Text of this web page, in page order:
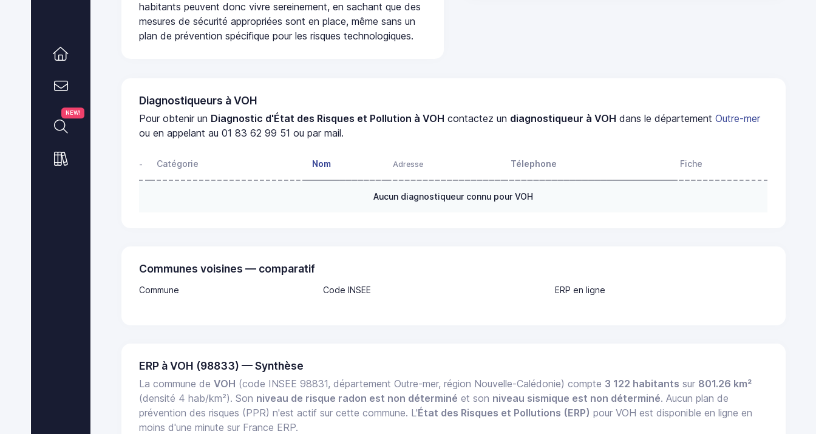
NEW!
habitants peuvent donc vivre sereinement, en sachant que des
mesures de sécurité appropriées sont en place, même sans un
plan de prévention spécifique pour les risques technologiques.
Diagnostiqueurs à VOH
Pour obtenir un Diagnostic d'État des Risques et Pollution à VOH contactez un diagnostiqueur à VOH dans le départementOutre-mer
ou en appelant au 01 83 62 99 51 ou par mail.
- Catégorie Nom Adresse Télephone Fiche
Aucun diagnostiqueur connu pour VOH
Communes voisines — comparatif
Commune Code INSEE ERP en ligne
ERP à VOH (98833) — Synthèse
La commune deVOH (code INSEE 98831, département Outre-mer, région Nouvelle-Calédonie) compte 3 122 habitants sur 801.26 km²
(densité 4 hab/km²). Son niveau de risque radon est non déterminé et son niveau sismique est non déterminé. Aucun plan de
prévention des risques (PPR) n'est actif sur cette commune. L'État des Risques et Pollutions (ERP) pour VOH est disponible en ligne en
moins d'une minute sur France ERP.